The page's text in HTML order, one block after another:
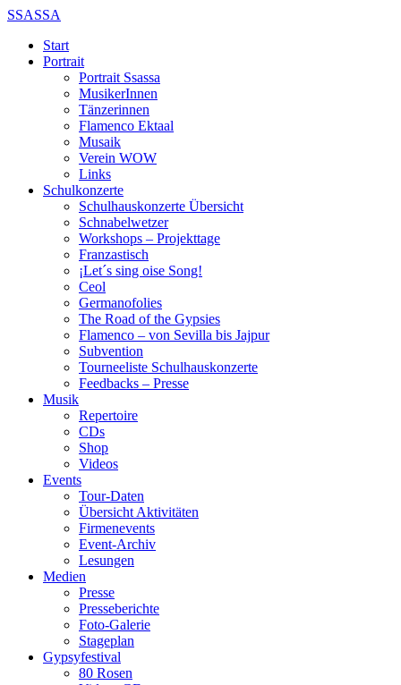
SSASSA
Start
Portrait
Portrait Ssassa
MusikerInnen
Tänzerinnen
Flamenco Ektaal
Musaik
Verein WOW
Links
Schulkonzerte
Schulhauskonzerte Übersicht
Schnabelwetzer
Workshops – Projekttage
Franzastisch
¡Let´s sing oise Song!
Ceol
Germanofolies
The Road of the Gypsies
Flamenco – von Sevilla bis Jajpur
Subvention
Tourneeliste Schulhauskonzerte
Feedbacks – Presse
Musik
Repertoire
CDs
Shop
Videos
Events
Tour-Daten
Übersicht Aktivitäten
Firmenevents
Event-Archiv
Lesungen
Medien
Presse
Presseberichte
Foto-Galerie
Stageplan
Gypsyfestival
80 Rosen